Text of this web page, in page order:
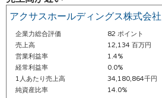
アクサスホールディングス株式会社
企業力総合評価
82 ポイント
売上高
12,134 百万円
営業利益率
1.4%
経常利益率
0.0%
1人あたり売上高
34,180,864千円
純資産比率
14.0%